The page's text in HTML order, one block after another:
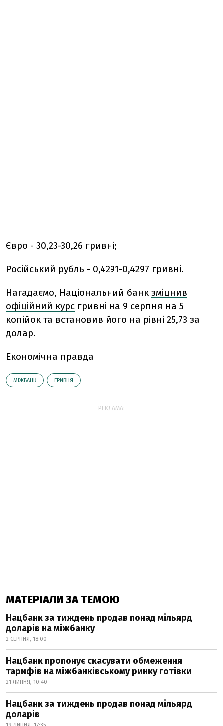
Євро - 30,23-30,26 гривні;
Російський рубль - 0,4291-0,4297 гривні.
Нагадаємо, Національний банк зміцнив
офіційний курс гривні на 9 серпня на 5
копійок та встановив його на рівні 25,73 за
долар.
Економічна правда
МІЖБАНК ГРИВНЯ
РЕКЛАМА:
МАТЕРІАЛИ ЗА ТЕМОЮ
Нацбанк за тиждень продав понад мільярд
доларів на міжбанку
2 СЕРПНЯ, 18:00
Нацбанк пропонує скасувати обмеження
тарифів на міжбанківському ринку готівки
21 ЛИПНЯ, 10:40
Нацбанк за тиждень продав понад мільярд
доларів